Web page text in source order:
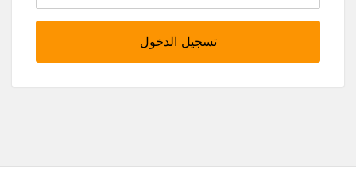
تسجيل الدخول